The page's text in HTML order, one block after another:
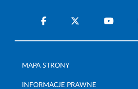
MAPA STRONY
INFORMACJE PRAWNE